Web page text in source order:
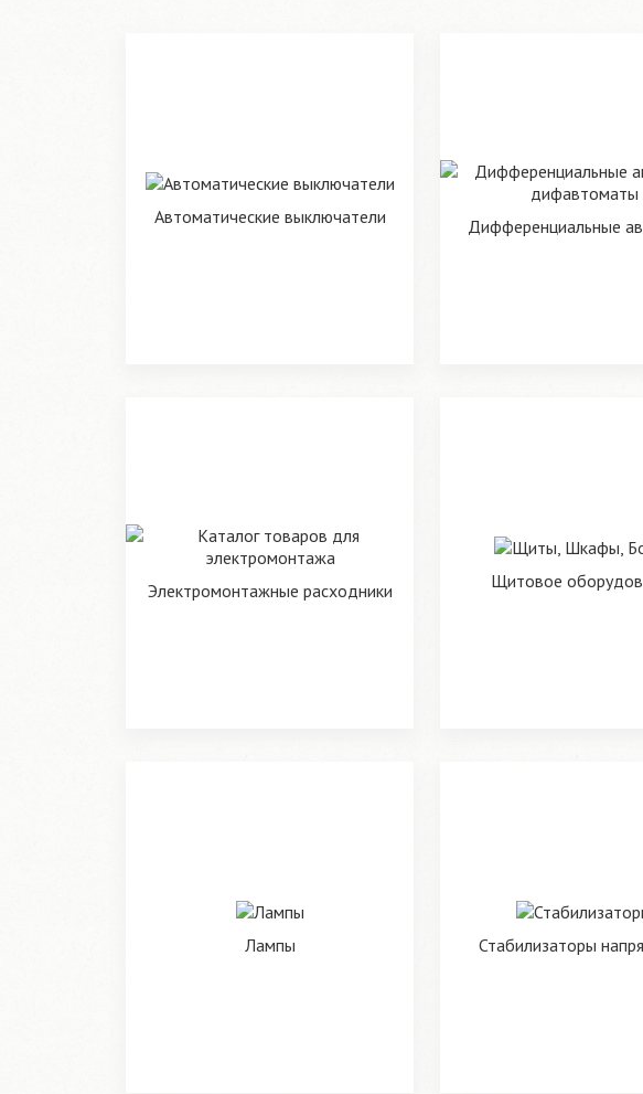
Автоматические выключатели Дифференциальные
Электромонтажные расходники Щитовое
Лампы Стабилизаторы